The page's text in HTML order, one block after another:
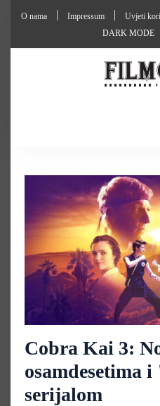
O nama Impressum Uvjeti
DARK MODE
Cobra Kai 3:
osamdesetima
serijalom